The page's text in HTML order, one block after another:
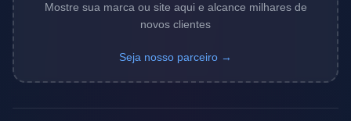
Mostre sua marca ou site aqui e alcance milhares de
novos clientes
Seja nosso parceiro →